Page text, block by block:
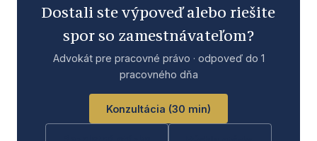
Dostali ste výpoveď alebo riešite
spor so zamestnávateľom?
Advokát pre pracovné právo · odpoveď do 1
pracovného dňa
Konzultácia (30 min)